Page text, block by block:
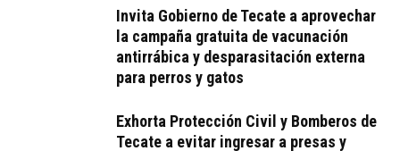
Invita Gobierno de Tecate a aprovechar
la campaña gratuita de vacunación
antirrábica y desparasitación externa
para perros y gatos
Exhorta Protección Civil y Bomberos de
Tecate a evitar ingresar a presas y